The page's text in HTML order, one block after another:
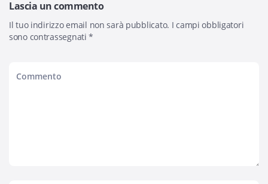
Lascia un commento
Il tuo indirizzo email non sarà pubblicato. I campi obbligatori
sono contrassegnati*